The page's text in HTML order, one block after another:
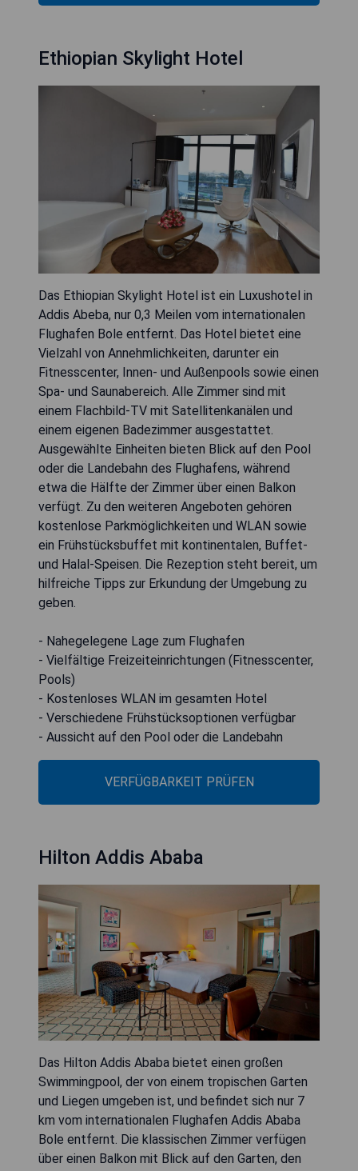
Ethiopian Skylight Hotel
Das Ethiopian Skylight Hotel ist ein Luxushotel in
Addis Abeba, nur 0,3 Meilen vom internationalen
Flughafen Bole entfernt. Das Hotel bietet eine
Vielzahl von Annehmlichkeiten, darunter ein
Fitnesscenter, Innen- und Außenpools sowie einen
Spa- und Saunabereich. Alle Zimmer sind mit
einem Flachbild-TV mit Satellitenkanälen und
einem eigenen Badezimmer ausgestattet.
Ausgewählte Einheiten bieten Blick auf den Pool
oder die Landebahn des Flughafens, während
etwa die Hälfte der Zimmer über einen Balkon
verfügt. Zu den weiteren Angeboten gehören
kostenlose Parkmöglichkeiten und WLAN sowie
ein Frühstücksbuffet mit kontinentalen, Buffet-
und Halal-Speisen. Die Rezeption steht bereit, um
hilfreiche Tipps zur Erkundung der Umgebung zu
geben.
- Nahegelegene Lage zum Flughafen
- Vielfältige Freizeiteinrichtungen (Fitnesscenter,
Pools)
- Kostenloses WLAN im gesamten Hotel
- Verschiedene Frühstücksoptionen verfügbar
- Aussicht auf den Pool oder die Landebahn
VERFÜGBARKEIT PRÜFEN
Hilton Addis Ababa
Das Hilton Addis Ababa bietet einen großen
Swimmingpool, der von einem tropischen Garten
und Liegen umgeben ist, und befindet sich nur 7
km vom internationalen Flughafen Addis Ababa
Bole entfernt. Die klassischen Zimmer verfügen
über einen Balkon mit Blick auf den Garten, den